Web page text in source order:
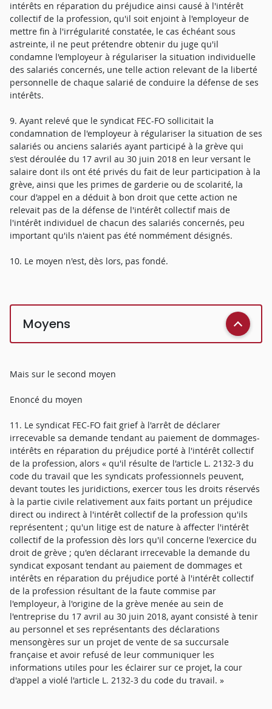
intérêts en réparation du préjudice ainsi causé à l'intérêt
collectif de la profession, qu'il soit enjoint à l'employeur de
mettre fin à l'irrégularité constatée, le cas échéant sous
astreinte, il ne peut prétendre obtenir du juge qu'il
condamne l'employeur à régulariser la situation individuelle
des salariés concernés, une telle action relevant de la liberté
personnelle de chaque salarié de conduire la défense de ses
intérêts.
9. Ayant relevé que le syndicat FEC-FO sollicitait la
condamnation de l'employeur à régulariser la situation de ses
salariés ou anciens salariés ayant participé à la grève qui
s'est déroulée du 17 avril au 30 juin 2018 en leur versant le
salaire dont ils ont été privés du fait de leur participation à la
grève, ainsi que les primes de garderie ou de scolarité, la
cour d'appel en a déduit à bon droit que cette action ne
relevait pas de la défense de l'intérêt collectif mais de
l'intérêt individuel de chacun des salariés concernés, peu
important qu'ils n'aient pas été nommément désignés.
10. Le moyen n'est, dès lors, pas fondé.
Moyens
Mais sur le second moyen
Enoncé du moyen
11. Le syndicat FEC-FO fait grief à l'arrêt de déclarer
irrecevable sa demande tendant au paiement de dommages-
intérêts en réparation du préjudice porté à l'intérêt collectif
de la profession, alors « qu'il résulte de l'article L. 2132-3 du
code du travail que les syndicats professionnels peuvent,
devant toutes les juridictions, exercer tous les droits réservés
à la partie civile relativement aux faits portant un préjudice
direct ou indirect à l'intérêt collectif de la profession qu'ils
représentent ; qu'un litige est de nature à affecter l'intérêt
collectif de la profession dès lors qu'il concerne l'exercice du
droit de grève ; qu'en déclarant irrecevable la demande du
syndicat exposant tendant au paiement de dommages et
intérêts en réparation du préjudice porté à l'intérêt collectif
de la profession résultant de la faute commise par
l'employeur, à l'origine de la grève menée au sein de
l'entreprise du 17 avril au 30 juin 2018, ayant consisté à tenir
au personnel et ses représentants des déclarations
mensongères sur un projet de vente de sa succursale
française et avoir refusé de leur communiquer les
informations utiles pour les éclairer sur ce projet, la cour
d'appel a violé l'article L. 2132-3 du code du travail. »